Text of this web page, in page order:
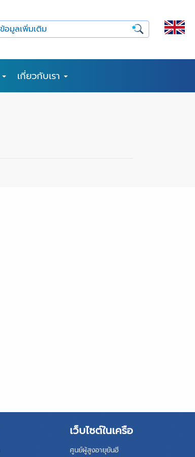
เกี่ยวกับเรา
เว็บไซต์ในเครือ
ศูนย์ผู้สูงอายุยันฮี